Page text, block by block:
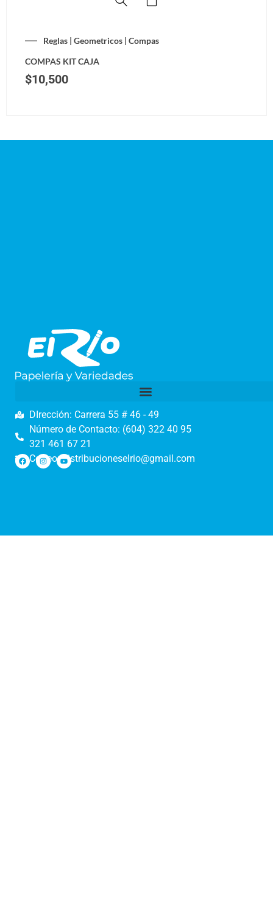
Reglas | Geometricos | Compas
COMPAS KIT CAJA
$10,500
DIrección: Carrera 55 # 46 - 49
Número de Contacto: (604) 322 40 95
321 461 67 21
Correo: distribucioneselrio@gmail.com